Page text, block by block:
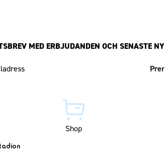
MED ERBJUDANDEN OCH SENASTE
Shop